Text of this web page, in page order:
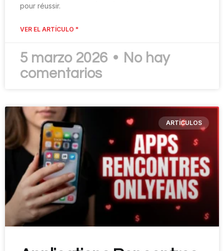
pour réussir.
VER EL ARTÍCULO "
5 marzo 2026
No hay
comentarios
ARTÍCULOS